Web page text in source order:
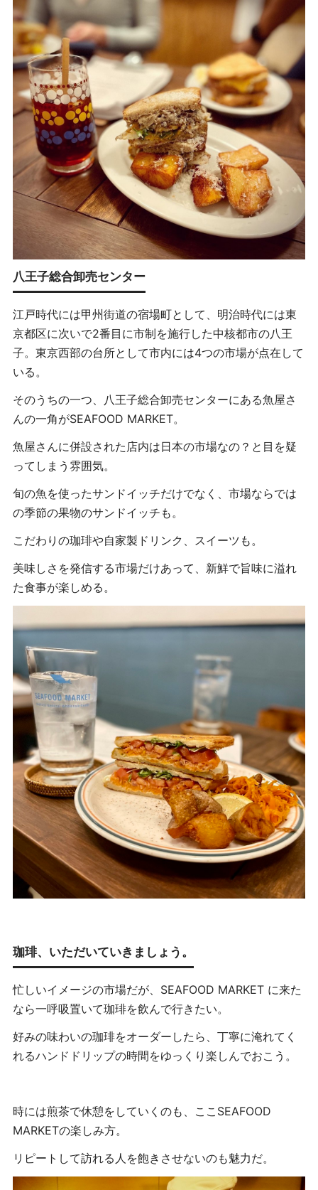
八王子総合卸売センター
江戸時代には甲州街道の宿場町として、明治時代には東
京都区に次いで2番目に市制を施行した中核都市の八王
子。東京西部の台所として市内には4つの市場が点在して
いる。
そのうちの一つ、八王子総合卸売センターにある魚屋さ
んの一角がSEAFOOD MARKET。
魚屋さんに併設された店内は日本の市場なの？と目を疑
ってしまう雰囲気。
旬の魚を使ったサンドイッチだけでなく、市場ならでは
の季節の果物のサンドイッチも。
こだわりの珈琲や自家製ドリンク、スイーツも。
美味しさを発信する市場だけあって、新鮮で旨味に溢れ
た食事が楽しめる。
珈琲、いただいていきましょう。
忙しいイメージの市場だが、SEAFOOD MARKET に来た
なら一呼吸置いて珈琲を飲んで行きたい。
好みの味わいの珈琲をオーダーしたら、丁寧に淹れてく
れるハンドドリップの時間をゆっくり楽しんでおこう。
時には煎茶で休憩をしていくのも、ここSEAFOOD
MARKETの楽しみ方。
リピートして訪れる人を飽きさせないのも魅力だ。